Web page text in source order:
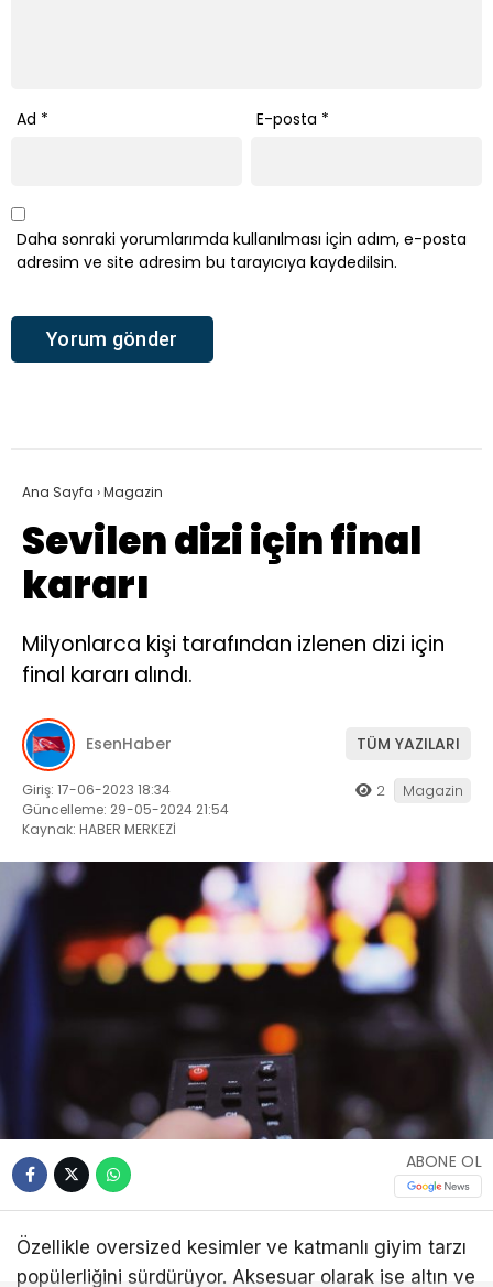
Ad * E-posta *
Daha sonraki yorumlarımda kullanılması için adım, e-posta
adresim ve site adresim bu tarayıcıya kaydedilsin.
Ana Sayfa ›Magazin
Sevilen dizi için final
kararı
Milyonlarca kişi tarafından izlenen dizi için
final kararı alındı.
EsenHaber TÜM YAZILARI
Giriş: 17-06-2023 18:34
Güncelleme: 29-05-2024 21:54
Kaynak: HABER MERKEZİ
2 Magazin
ABONE OL
Özellikle oversized kesimler ve katmanlı giyim tarzı
popülerliğini sürdürüyor. Aksesuar olarak ise altın ve